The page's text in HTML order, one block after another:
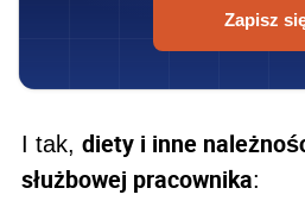
Zapisz
I tak, diety i inne
służbowej pracownika: